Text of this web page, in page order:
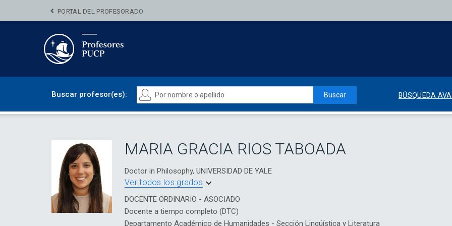
PORTAL DEL PROFESORADO
Buscar profesor(es): Buscar BÚSQUEDA
MARIA GRACIA RIOS TABOADA
Doctor in Philosophy, UNIVERSIDAD DE YALE
Ver todos los grados
DOCENTE ORDINARIO - ASOCIADO
Docente a tiempo completo (DTC)
Departamento Académico de Humanidades - Sección Lingüística y Literatura